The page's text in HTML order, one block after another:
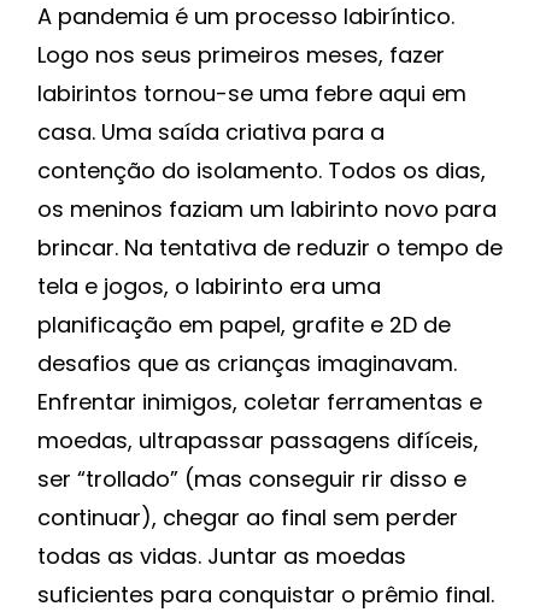
A pandemia é um processo labiríntico.
Logo nos seus primeiros meses, fazer
labirintos tornou-se uma febre aqui em
casa. Uma saída criativa para a
contenção do isolamento. Todos os dias,
os meninos faziam um labirinto novo para
brincar. Na tentativa de reduzir o tempo de
tela e jogos, o labirinto era uma
planificação em papel, grafite e 2D de
desafios que as crianças imaginavam.
Enfrentar inimigos, coletar ferramentas e
moedas, ultrapassar passagens difíceis,
ser “trollado” (mas conseguir rir disso e
continuar), chegar ao final sem perder
todas as vidas. Juntar as moedas
suficientes para conquistar o prêmio final.